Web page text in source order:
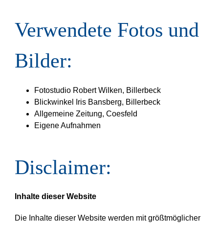
Verwendete Fotos und
Bilder:
Fotostudio Robert Wilken, Billerbeck
Blickwinkel Iris Bansberg, Billerbeck
Allgemeine Zeitung, Coesfeld
Eigene Aufnahmen
Disclaimer:
Inhalte dieser Website
Die Inhalte dieser Website werden mit größtmöglicher